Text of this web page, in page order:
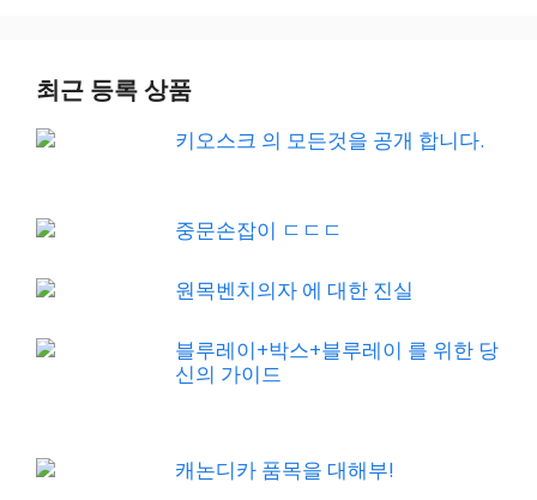
최근 등록 상품
키오스크 의 모든것을 공개 합니다.
중문손잡이 ㄷㄷㄷ
원목벤치의자 에 대한 진실
블루레이+박스+블루레이 를 위한 당
신의 가이드
캐논디카 품목을 대해부!